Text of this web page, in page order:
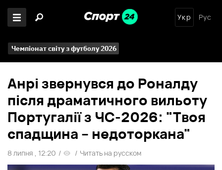
Укр Рус
Чемпіонат світу з футболу 2026
Анрі звернувся до Роналду
після драматичного вильоту
Португалії з ЧС-2026: "Твоя
спадщина – недоторкана"
8 липня , 12:20 / / Читать на русском